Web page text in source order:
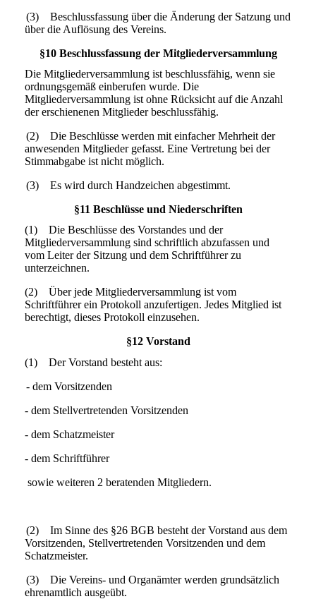
(3) Beschlussfassung über die Änderung der Satzung und
über die Auflösung des Vereins.
§10 Beschlussfassung der Mitgliederversammlung
Die Mitgliederversammlung ist beschlussfähig, wenn sie
ordnungsgemäß einberufen wurde. Die
Mitgliederversammlung ist ohne Rücksicht auf die Anzahl
der erschienenen Mitglieder beschlussfähig.
(2) Die Beschlüsse werden mit einfacher Mehrheit der
anwesenden Mitglieder gefasst. Eine Vertretung bei der
Stimmabgabe ist nicht möglich.
(3) Es wird durch Handzeichen abgestimmt.
§11 Beschlüsse und Niederschriften
(1) Die Beschlüsse des Vorstandes und der
Mitgliederversammlung sind schriftlich abzufassen und
vom Leiter der Sitzung und dem Schriftführer zu
unterzeichnen.
(2) Über jede Mitgliederversammlung ist vom
Schriftführer ein Protokoll anzufertigen. Jedes Mitglied ist
berechtigt, dieses Protokoll einzusehen.
§12 Vorstand
(1) Der Vorstand besteht aus:
- dem Vorsitzenden
- dem Stellvertretenden Vorsitzenden
- dem Schatzmeister
- dem Schriftführer
sowie weiteren 2 beratenden Mitgliedern.
(2) Im Sinne des §26 BGB besteht der Vorstand aus dem
Vorsitzenden, Stellvertretenden Vorsitzenden und dem
Schatzmeister.
(3) Die Vereins- und Organämter werden grundsätzlich
ehrenamtlich ausgeübt.